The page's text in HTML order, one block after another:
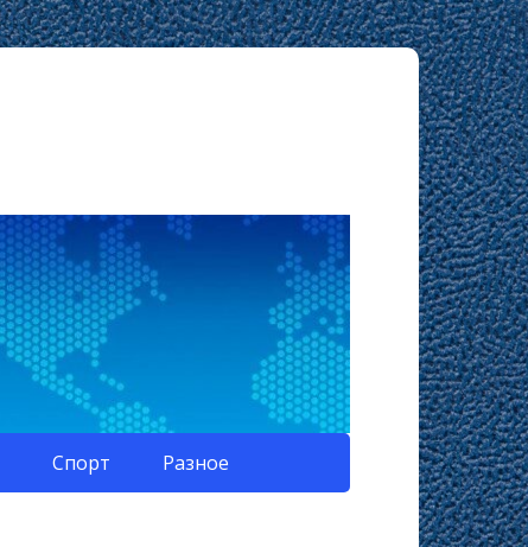
Спорт Разное